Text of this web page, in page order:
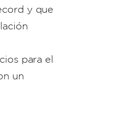
y que
para el
un